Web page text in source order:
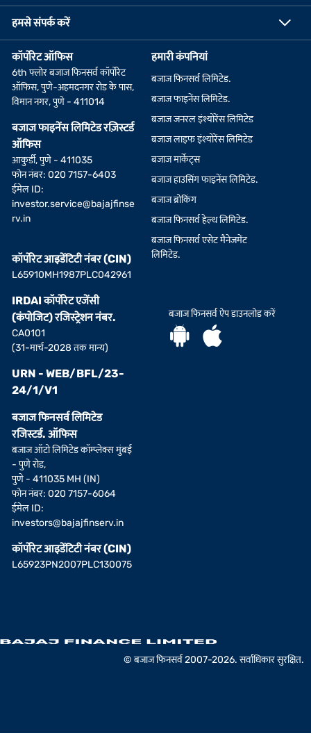
हमसे संपर्क करें
कॉर्पोरेट ऑफिस
6th फ्लोर बजाज फिनसर्व कॉर्पोरेट
ऑफिस, पुणे-अहमदनगर रोड के पास,
विमान नगर, पुणे - 411014
बजाज फाइनेंस लिमिटेड रज़िस्टर्ड
ऑफिस
आकुर्डी, पुणे - 411035
फोन नंबर: 020 7157-6403
ईमेल ID:
investor.service@bajajfinse
rv.in
कॉर्पोरेट आइडेंटिटी नंबर (CIN)
L65910MH1987PLC042961
IRDAI कॉर्पोरेट एजेंसी
(कंपोजिट) रजिस्ट्रेशन नंबर.
CA0101
(31-मार्च-2028 तक मान्य)
URN - WEB/BFL/23-
24/1/V1
बजाज फिनसर्व लिमिटेड
रजिस्टर्ड. ऑफिस
बजाज ऑटो लिमिटेड कॉम्प्लेक्स मुंबई
- पुणे रोड,
पुणे - 411035 MH (IN)
फोन नंबर: 020 7157-6064
ईमेल ID:
investors@bajajfinserv.in
कॉर्पोरेट आइडेंटिटी नंबर (CIN)
L65923PN2007PLC130075
हमारी कंपनियां
बजाज फिनसर्व लिमिटेड.
बजाज फाइनेंस लिमिटेड.
बजाज जनरल इंश्योरेंस लिमिटेड
बजाज लाइफ इंश्योरेंस लिमिटेड
बजाज मार्केट्स
बजाज हाउसिंग फाइनेंस लिमिटेड.
बजाज ब्रोकिंग
बजाज फिनसर्व हेल्थ लिमिटेड.
बजाज फिनसर्व एसेट मैनेजमेंट
लिमिटेड.
बजाज फिनसर्व ऐप डाउनलोड करें
© बजाज फिनसर्व 2007-2026. सर्वाधिकार सुरक्षित.